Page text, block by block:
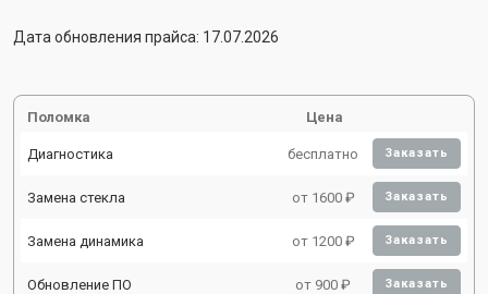
Дата обновления прайса: 17.07.2026
Поломка Цена
Диагностика бесплатно Заказать
Замена стекла от 1600 ₽ Заказать
Замена динамика от 1200 ₽ Заказать
Обновление ПО от 900 ₽ Заказать